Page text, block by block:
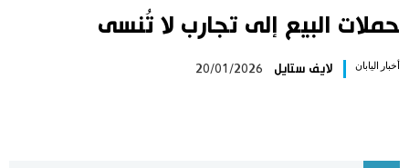
简体字
أحدث الموضوعات
حملات البيع إلى تجارب لا تُنسى
أخبار اليابان لايف ستايل 20/01/2026